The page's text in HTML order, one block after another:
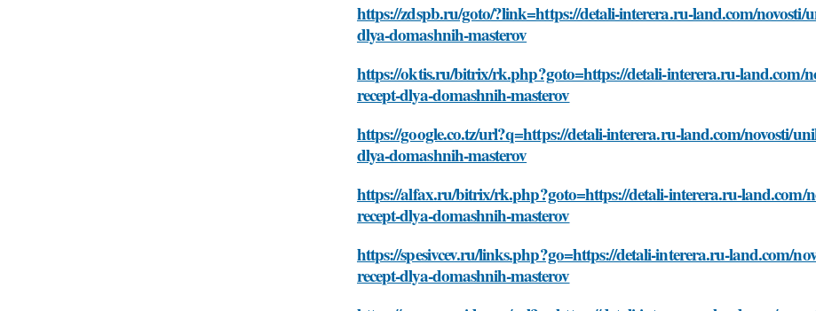
https://zdspb.ru/goto/?link=https://detali-interera.ru-land.com/
dlya-domashnih-masterov
https://oktis.ru/bitrix/rk.php?goto=https://detali-interera.ru-land.com/
recept-dlya-domashnih-masterov
https://google.co.tz/url?q=https://detali-interera.ru-land.com/novosti/
dlya-domashnih-masterov
https://alfax.ru/bitrix/rk.php?goto=https://detali-interera.ru-land.com/
recept-dlya-domashnih-masterov
https://spesivcev.ru/links.php?go=https://detali-interera.ru-land.com/
recept-dlya-domashnih-masterov